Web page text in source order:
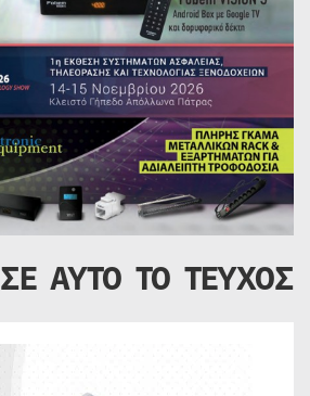
ΣΕ ΑΥΤΟ ΤΟ ΤΕΥΧΟΣ